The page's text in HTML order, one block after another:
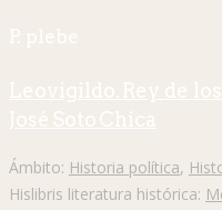
P. plebe
Leovigildo. Rey de
José Soto Chica
Ámbito: Historia política,
Hislibris literatura histórica: